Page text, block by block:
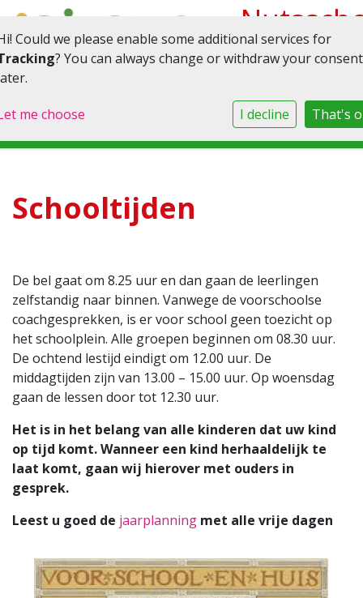
M.M.
Boldingh
Toggle navigation
Schooltijden
De bel gaat om 8.25 uur en dan gaan de leerlingen
zelfstandig naar binnen. Vanwege de voorschoolse
coachgesprekken, is er voor school geen toezicht op
het schoolplein. Alle groepen beginnen om 08.30 uur.
De ochtend lestijd eindigt om 12.00 uur. De
middagtijden zijn van 13.00 – 15.00 uur. Op woensdag
gaan de lessen door tot 12.30 uur.
Het is in het belang van alle kinderen dat uw kind
op tijd komt. Wanneer een kind herhaaldelijk te
laat komt, gaan wij hierover met ouders in
gesprek.
Leest u goed de jaarplanning met alle vrije dagen
Could we please enable some additional services for
? You can always change or withdraw your consent
me choose I decline That's